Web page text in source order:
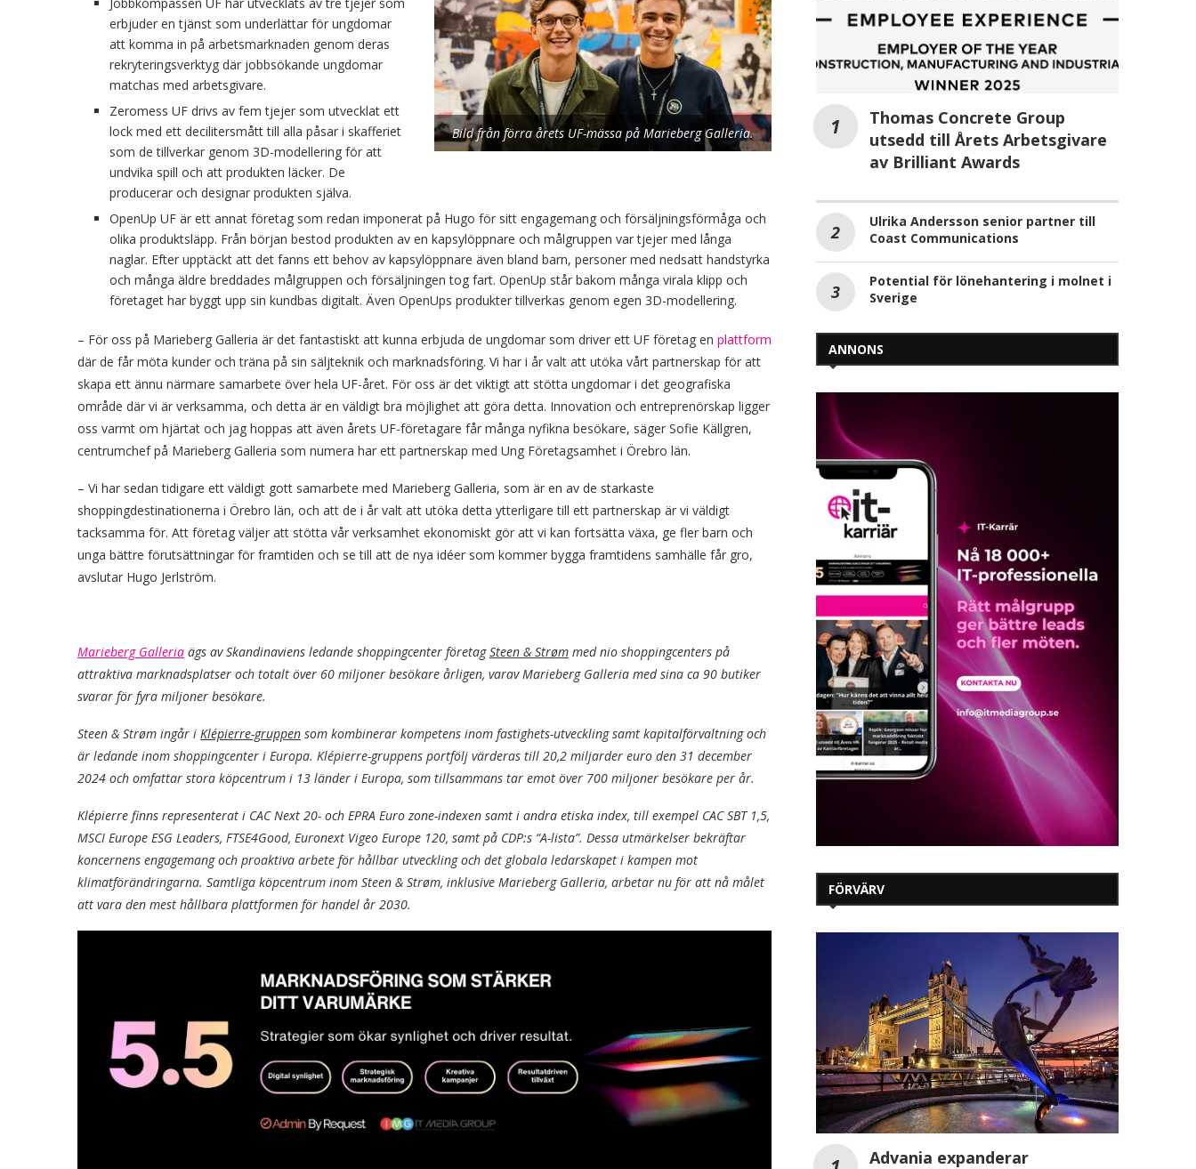
Bild från förra årets UF-mässa på Marieberg Galleria.
erbjuder en tjänst som underlättar för ungdomar
att komma in på arbetsmarknaden genom deras
rekryteringsverktyg där jobbsökande ungdomar
matchas med arbetsgivare.
Zeromess UF drivs av fem tjejer som utvecklat ett
lock med ett decilitersmått till alla påsar i skafferiet
som de tillverkar genom 3D-modellering för att
undvika spill och att produkten läcker. De
producerar och designar produkten själva.
OpenUp UF är ett annat företag som redan imponerat på Hugo för sitt engagemang och försäljningsförmåga och
olika produktsläpp. Från början bestod produkten av en kapsylöppnare och målgruppen var tjejer med långa
naglar. Efter upptäckt att det fanns ett behov av kapsylöppnare även bland barn, personer med nedsatt handstyrka
och många äldre breddades målgruppen och försäljningen tog fart. OpenUp står bakom många virala klipp och
företaget har byggt upp sin kundbas digitalt. Även OpenUps produkter tillverkas genom egen 3D-modellering.
– För oss på Marieberg Galleria är det fantastiskt att kunna erbjuda de ungdomar som driver ett UF företag en plattform
där de får möta kunder och träna på sin säljteknik och marknadsföring. Vi har i år valt att utöka vårt partnerskap för att
skapa ett ännu närmare samarbete över hela UF-året. För oss är det viktigt att stötta ungdomar i det geografiska
område där vi är verksamma, och detta är en väldigt bra möjlighet att göra detta. Innovation och entreprenörskap ligger
oss varmt om hjärtat och jag hoppas att även årets UF-företagare får många nyfikna besökare, säger Sofie Källgren,
centrumchef på Marieberg Galleria som numera har ett partnerskap med Ung Företagsamhet i Örebro län.
– Vi har sedan tidigare ett väldigt gott samarbete med Marieberg Galleria, som är en av de starkaste
shoppingdestinationerna i Örebro län, och att de i år valt att utöka detta ytterligare till ett partnerskap är vi väldigt
tacksamma för. Att företag väljer att stötta vår verksamhet ekonomiskt gör att vi kan fortsätta växa, ge fler barn och
unga bättre förutsättningar för framtiden och se till att de nya idéer som kommer bygga framtidens samhälle får gro,
avslutar Hugo Jerlström.
Marieberg Galleria ägs av Skandinaviens ledande shoppingcenter företagSteen & Strøm med nio shoppingcenters på
attraktiva marknadsplatser och totalt över 60 miljoner besökare årligen, varav Marieberg Galleria med sina ca 90 butiker
svarar för fyra miljoner besökare.
Steen & Strøm ingår i Klépierre-gruppen som kombinerar kompetens inom fastighets-utveckling samt kapitalförvaltning och
är ledande inom shoppingcenter i Europa. Klépierre-gruppens portfölj värderas till 20,2 miljarder euro den 31 december
2024 och omfattar stora köpcentrum i 13 länder i Europa, som tillsammans tar emot över 700 miljoner besökare per år.
Klépierre finns representerat i CAC Next 20- och EPRA Euro zone-indexen samt i andra etiska index, till exempel CAC SBT 1,5,
MSCI Europe ESG Leaders, FTSE4Good, Euronext Vigeo Europe 120, samt på CDP:s “A-lista”. Dessa utmärkelser bekräftar
koncernens engagemang och proaktiva arbete för hållbar utveckling och det globala ledarskapet i kampen mot
klimatförändringarna. Samtliga köpcentrum inom Steen & Strøm, inklusive Marieberg Galleria, arbetar nu för att nå målet
att vara den mest hållbara plattformen för handel år 2030.
Thomas Concrete Group
utsedd till Årets Arbetsgivare
av Brilliant Awards
Ulrika Andersson senior partner till
Coast Communications
Potential för lönehantering i molnet i
Sverige
ANNONS
FÖRVÄRV
Advania expanderar